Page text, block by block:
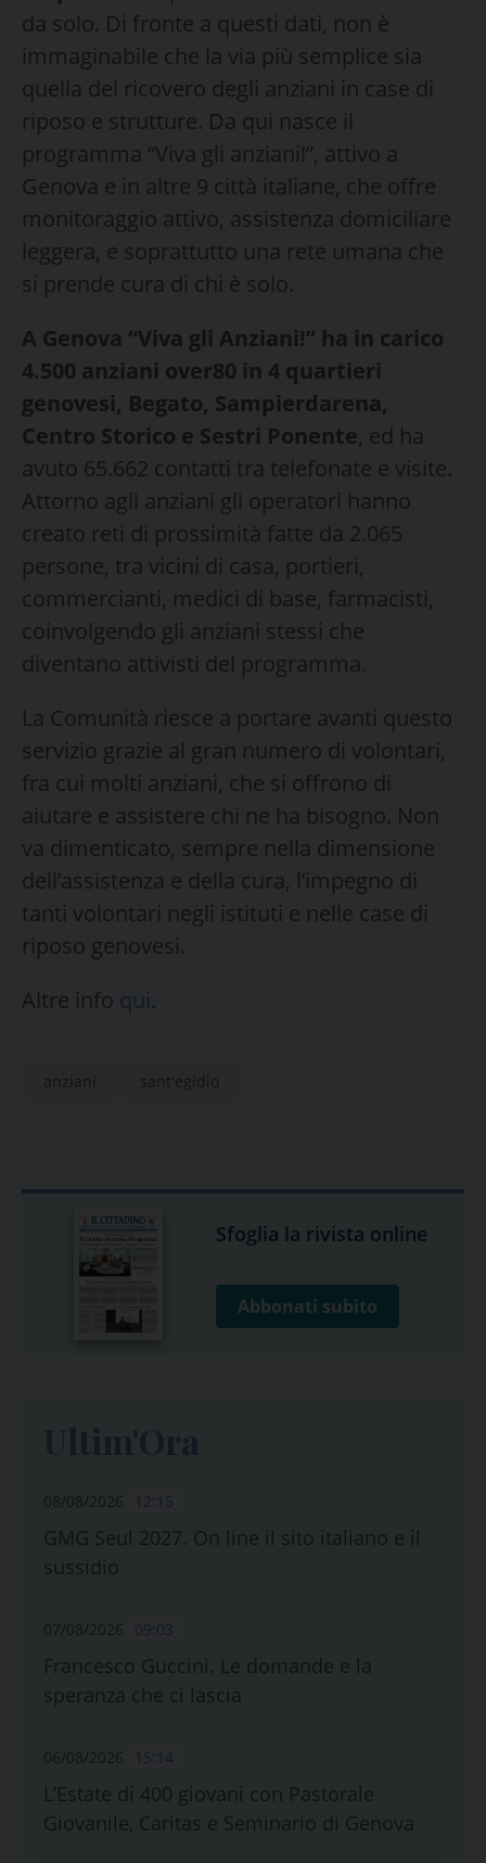
da solo. Di fronte a questi dati, non è
immaginabile che la via più semplice sia
quella del ricovero degli anziani in case di
riposo e strutture. Da qui nasce il
programma “Viva gli anziani!”, attivo a
Genova e in altre 9 città italiane, che offre
monitoraggio attivo, assistenza domiciliare
leggera, e soprattutto una rete umana che
si prende cura di chi è solo.
A Genova “Viva gli Anziani!” ha in carico
4.500 anziani over80 in 4 quartieri
genovesi, Begato, Sampierdarena,
Centro Storico e Sestri Ponente, ed ha
avuto 65.662 contatti tra telefonate e visite.
Attorno agli anziani gli operatori hanno
creato reti di prossimità fatte da 2.065
persone, tra vicini di casa, portieri,
commercianti, medici di base, farmacisti,
coinvolgendo gli anziani stessi che
diventano attivisti del programma.
La Comunità riesce a portare avanti questo
servizio grazie al gran numero di volontari,
fra cui molti anziani, che si offrono di
aiutare e assistere chi ne ha bisogno. Non
va dimenticato, sempre nella dimensione
dell’assistenza e della cura, l’impegno di
tanti volontari negli istituti e nelle case di
riposo genovesi.
Altre info
.
anziani sant'egidio
Sfoglia la rivista online
Abbonati subito
08/08/2026
GMG Seul 2027. On line il sito italiano e il
sussidio
07/08/2026
Francesco Guccini. Le domande e la
speranza che ci lascia
06/08/2026
L’Estate di 400 giovani con Pastorale
Giovanile, Caritas e Seminario di Genova